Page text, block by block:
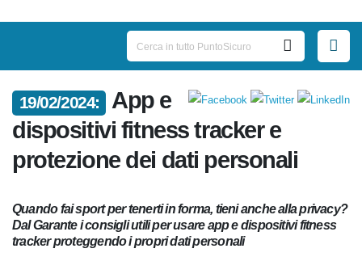
19/02/2024:
App e
dispositivi fitness tracker e
protezione dei dati personali
Quando fai sport per tenerti in forma, tieni anche alla
privacy? Dal Garante i consigli utili per usare app e
dispositivi fitness tracker proteggendo i propri dati